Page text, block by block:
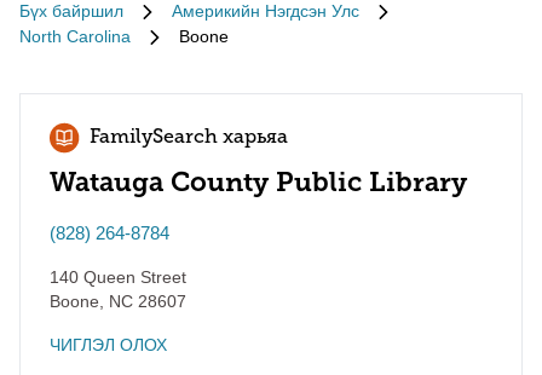
Бүх байршил
Америкийн Нэгдсэн Улс
North Carolina
Boone
FamilySearch харьяа
Watauga County Public Library
(828) 264-8784
140 Queen Street
Boone
NC 28607
ЧИГЛЭЛ ОЛОХ